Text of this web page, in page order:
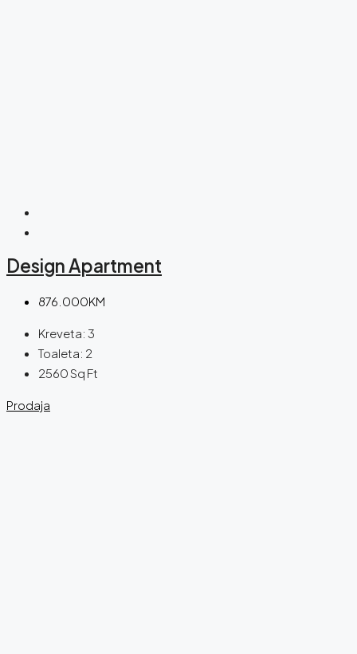
Design Apartment
876.000KM
Kreveta: 3
Toaleta: 2
2560Sq Ft
Prodaja